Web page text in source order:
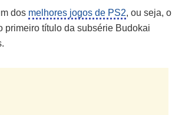
dos melhores jogos de PS2, ou seja, o
primeiro título da subsérie Budokai